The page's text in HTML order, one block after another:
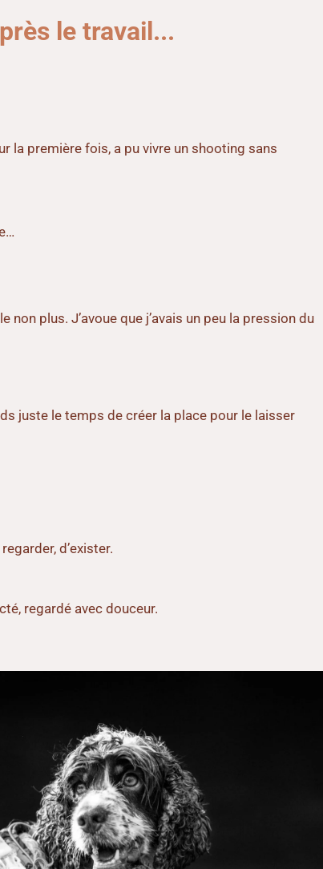
le travail...
la première fois, a pu vivre un shooting sans
plus. J’avoue que j’avais un peu la pression du
juste le temps de créer la place pour le laisser
d’exister.
regardé avec douceur.